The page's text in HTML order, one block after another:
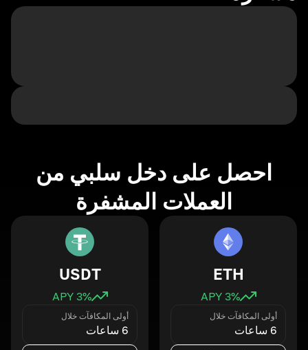
احصل على دخل سلبي من
العملات المشفرة
ETH
3% APY
أولى المكافآت خلال
6 ساعات
USDT
3% APY
أولى المكافآت خلال
6 ساعات